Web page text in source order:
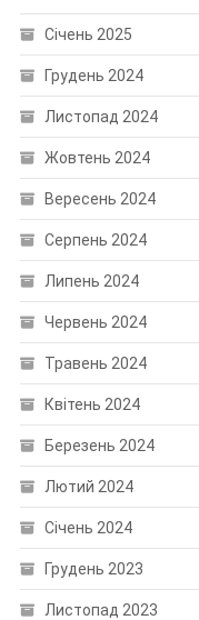
Січень 2025
Грудень 2024
Листопад 2024
Жовтень 2024
Вересень 2024
Серпень 2024
Липень 2024
Червень 2024
Травень 2024
Квітень 2024
Березень 2024
Лютий 2024
Січень 2024
Грудень 2023
Листопад 2023